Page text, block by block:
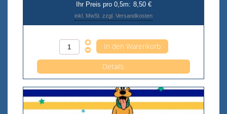
Ihr Preis pro 0,5m: 8,50 €
inkl. MwSt. zzgl. Versandkosten
Details